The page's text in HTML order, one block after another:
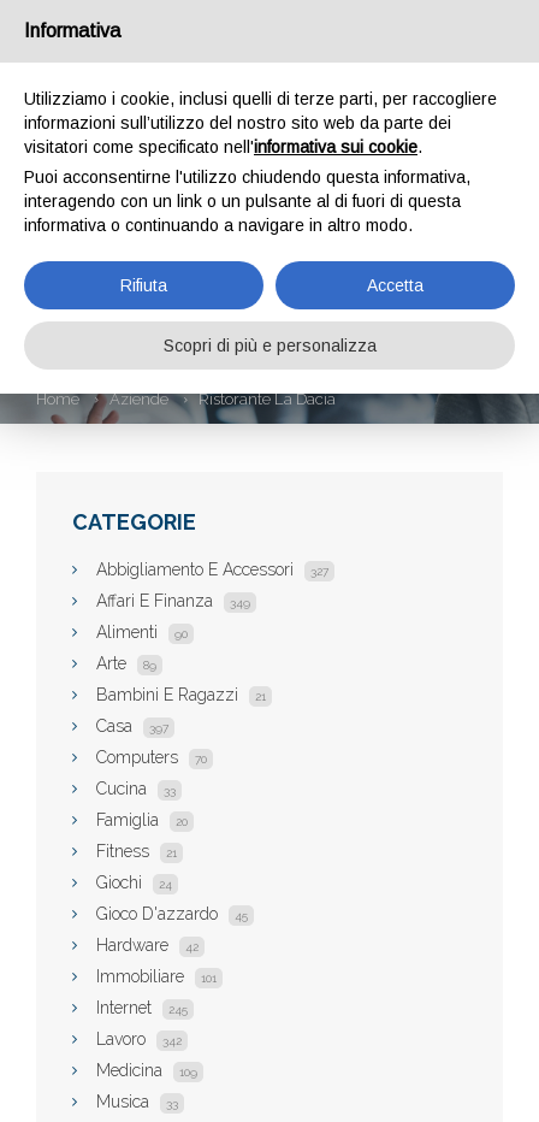
RISTORANTE LA
DACIA
Home Aziende Ristorante La Dacia
CATEGORIE
Abbigliamento E Accessori 327
Affari E Finanza 349
Alimenti 90
Arte 89
Bambini E Ragazzi 21
Casa 397
Computers 70
Cucina 33
Famiglia 20
Fitness 21
Giochi 24
Gioco D'azzardo 45
Hardware 42
Immobiliare 101
Internet 245
Lavoro 342
Medicina 109
Musica 33
Informativa
Utilizziamo i cookie, inclusi quelli di terze parti, per raccogliere
informazioni sull’utilizzo del nostro sito web da parte dei
visitatori come specificato nell'informativa sui cookie.
Puoi acconsentirne l'utilizzo chiudendo questa informativa,
interagendo con un link o un pulsante al di fuori di questa
informativa o continuando a navigare in altro modo.
Rifiuta Accetta
Scopri di più e personalizza